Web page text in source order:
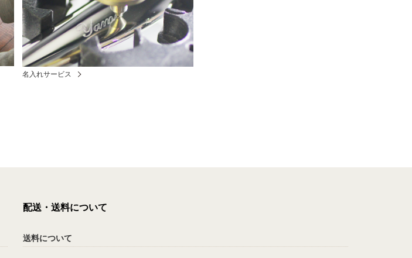
名入れサービス
配送・送料について
送料について